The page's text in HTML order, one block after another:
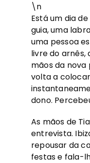
\n
Está um dia
guia, uma
uma pessoa
livre do arnês,
mãos da nova
volta a
dono.
As mãos de
entrevista.
repousar da
festas e fala-